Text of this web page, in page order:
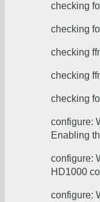
checking
checking
checking
checking
checking
configure:
Enabling
configure:
HD1000
configure: